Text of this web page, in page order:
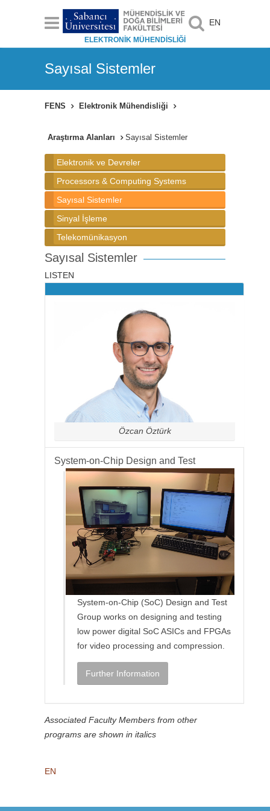
EN
ELEKTRONİK MÜHENDİSLİĞİ
Sayısal Sistemler
FENS Elektronik Mühendisliği
Araştırma Alanları Sayısal Sistemler
Elektronik ve Devreler
Processors & Computing Systems
Sayısal Sistemler
Sinyal İşleme
Telekomünikasyon
Sayısal Sistemler
LISTEN
Özcan Öztürk
System-on-Chip Design and Test
System-on-Chip (SoC) Design and Test
Group works on designing and testing
low power digital SoC ASICs and FPGAs
for video processing and compression.
Further Information
Associated Faculty Members from other
programs are shown in italics
EN